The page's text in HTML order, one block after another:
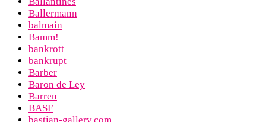
Ballermann
balmain
Bamm!
bankrott
bankrupt
Barber
Baron de Ley
Barren
BASF